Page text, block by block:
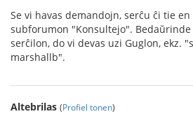
Se vi havas demandojn, serĉu ĉi tie
subforumon "Konsultejo". Bedaŭrinde
serĉilon, do vi devas uzi Guglon, ekz.
marshallb".
Altebrilas (Profiel tonen)